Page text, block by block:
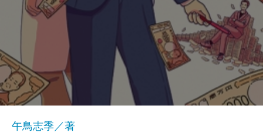
午鳥志季／著